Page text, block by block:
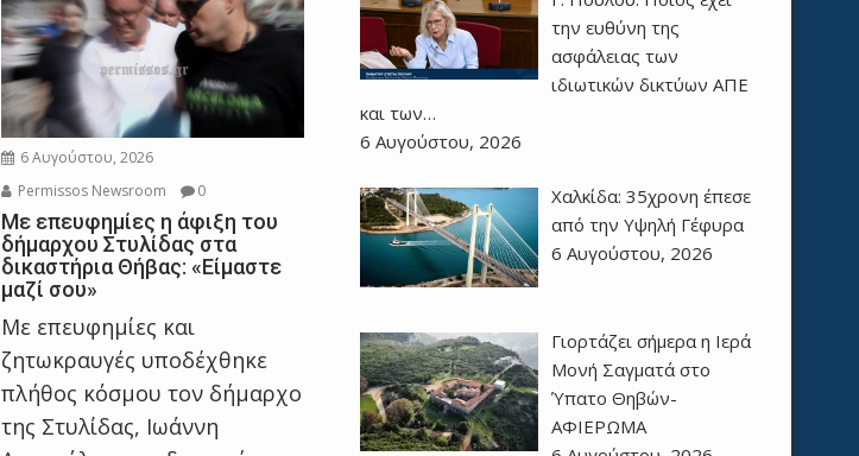
6 Αυγούστου, 2026
Permissos Newsroom
0
Με επευφημίες η άφιξη του
δήμαρχου Στυλίδας στα
δικαστήρια Θήβας: «Είμαστε
μαζί σου»
Με επευφημίες και
ζητωκραυγές υποδέχθηκε
πλήθος κόσμου τον δήμαρχο
της Στυλίδας, Ιωάννη
την ευθύνη της
ασφάλειας των
ιδιωτικών δικτύων ΑΠΕ
και των…
6 Αυγούστου, 2026
Χαλκίδα: 35χρονη έπεσε
από την Υψηλή Γέφυρα
6 Αυγούστου, 2026
Γιορτάζει σήμερα η Ιερά
Μονή Σαγματά στο
Ύπατο Θηβών-
ΑΦΙΕΡΩΜΑ